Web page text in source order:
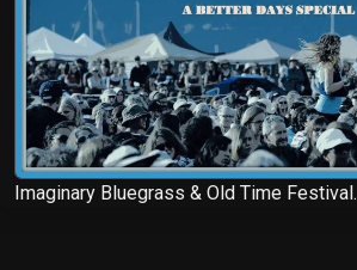
Imaginary Bluegrass & Old Time Festival.